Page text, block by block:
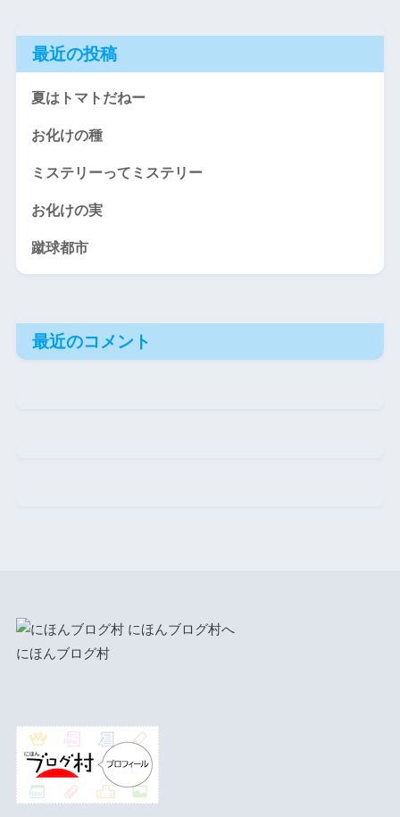
最近の投稿
夏はトマトだねー
お化けの種
ミステリーってミステリー
お化けの実
蹴球都市
最近のコメント
にほんブログ村